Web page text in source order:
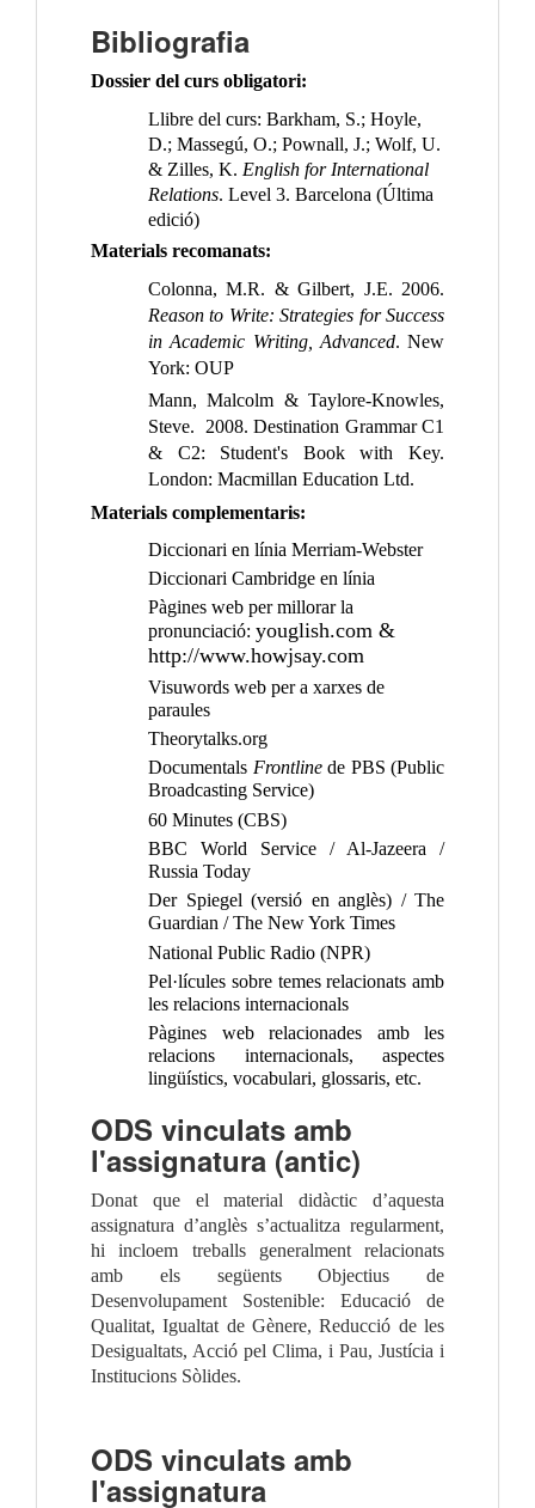
Bibliografia
Dossier del curs obligatori:
Llibre del curs: Barkham, S.; Hoyle,
D.; Massegú, O.; Pownall, J.; Wolf, U.
& Zilles, K. English for International
Relations. Level 3. Barcelona (Última
edició)
Materials recomanats:
Colonna, M.R. & Gilbert, J.E. 2006.
Reason to Write: Strategies for Success
in Academic Writing, Advanced. New
York: OUP
Mann, Malcolm & Taylore-Knowles,
Steve. 2008. Destination Grammar C1
& C2: Student's Book with Key.
London: Macmillan Education Ltd.
Materials complementaris:
Diccionari en línia Merriam-Webster
Diccionari Cambridge en línia
Pàgines web per millorar la
pronunciació: youglish.com &
http://www.howjsay.com
Visuwords web per a xarxes de
paraules
Theorytalks.org
Documentals Frontlinede PBS (Public
Broadcasting Service)
60 Minutes (CBS)
BBC World Service / Al-Jazeera /
Russia Today
Der Spiegel (versió en anglès) / The
Guardian / The New York Times
National Public Radio (NPR)
Pel·lícules sobre temes relacionats amb
les relacions internacionals
Pàgines web relacionades amb les
relacions internacionals, aspectes
lingüístics, vocabulari, glossaris, etc.
ODS vinculats amb
l'assignatura (antic)
Donat que el material didàctic d’aquesta
assignatura d’anglès s’actualitza regularment,
hi incloem treballs generalment relacionats
amb els següents Objectius de
Desenvolupament Sostenible: Educació de
Qualitat, Igualtat de Gènere, Reducció de les
Desigualtats, Acció pel Clima, i Pau, Justícia i
Institucions Sòlides.
ODS vinculats amb
l'assignatura